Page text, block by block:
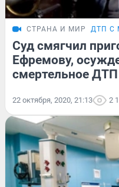
СТРАНА И МИР ДТП С
Суд смягчил
Ефремову,
смертельное ДТП
22 октября, 2020, 21:13 2